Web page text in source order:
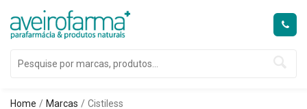
Home Marcas Cistiless